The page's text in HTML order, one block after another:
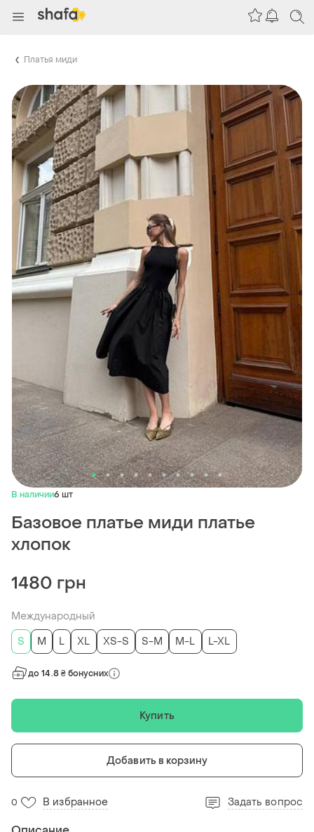
Платья миди
В наличии6 шт
Базовое платье миди платье
хлопок
1480 грн
Международный
S
M L XL XS-S S-M M-L L-XL
до 14.8 ₴ бонусних
Купить
Добавить в корзину
0 В избранное Задать вопрос